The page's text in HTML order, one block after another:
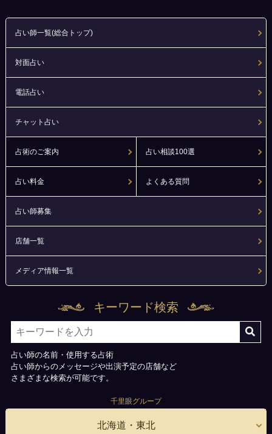
占い師一覧(総合トップ)
対面占い
電話占い
チャット占い
占術のご案内 占い相談100選
占い料金 よくある質問
占い師募集
店舗一覧
メディア情報一覧
キーワード検索
占い師の名前・使用する占術
占い師からのメッセージや出演予定の店舗など
さまざまな検索が可能です。
千里眼グループ
北海道・東北